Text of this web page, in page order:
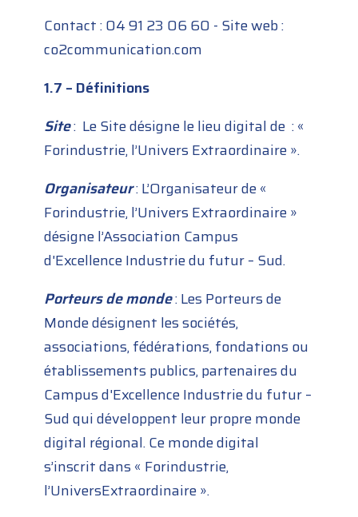
Contact : 04 91 23 06 60 - Site web :
co2communication.com
1.7 – Définitions
Site: Le Site désigne le lieu digital de : «
Forindustrie, l’Univers Extraordinaire ».
Organisateur: L’Organisateur de «
Forindustrie, l’Univers Extraordinaire »
désigne l’Association Campus
d'Excellence Industrie du futur – Sud.
Porteurs de monde: Les Porteurs de
Monde désignent les sociétés,
associations, fédérations, fondations ou
établissements publics, partenaires du
Campus d'Excellence Industrie du futur –
Sud qui développent leur propre monde
digital régional. Ce monde digital
s’inscrit dans « Forindustrie,
l’UniversExtraordinaire ».